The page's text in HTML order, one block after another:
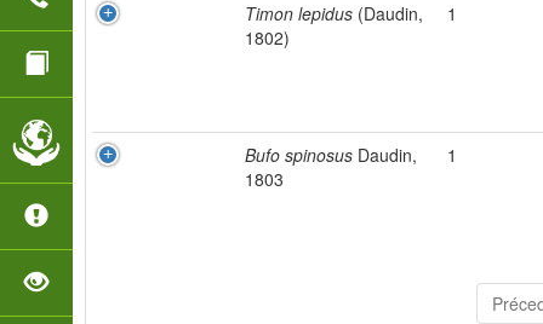
Timon lepidus (Daudin,
1802)
1
Bufo spinosus Daudin,
1803
1